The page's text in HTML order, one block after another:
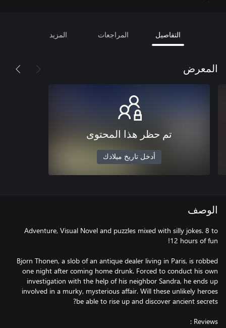
التفاصيل المراجعات المزيد
المعرض
تم حظر هذا المحتوى
أدخل تاريخ ميلادك
الوصف
Adventure, Visual Novel and puzzles mixed with silly jokes. 8 to
Bjorn Thonen, a slob of an antique dealer living in Paris, is robbed
one night after coming home drunk. Forced to conduct his own
investigation with the help of his neighbor Sandra, he ends up
involved in a murky, mysterious affair. Will these unlikely heroes